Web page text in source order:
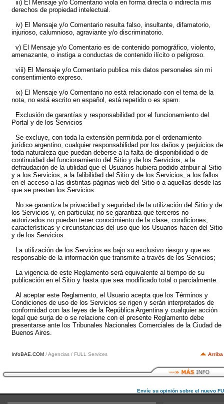
iii) El Mensaje y/o Comentario viola en forma directa o indirecta mis
derechos de propiedad intelectual.
iv) El Mensaje y/o Comentario resulta falso, insultante, difamatorio,
injurioso, calumnioso, agraviante y/o discriminatorio.
v) El Mensaje y/o Comentario es de contenido pornográfico, violento,
amenazante, o instiga a conductas de contenido ilícito o peligroso.
viii) El Mensaje y/o Comentario publica mis datos personales sin mi
consentimiento expreso.
ix) El Mensaje y/o Comentario no está relacionado con el tema de la
nota, no está escrito en español, está repetido o es spam.
Exclusión de garantías y responsabilidad por el funcionamiento del
Portal y de los Servicios
Se excluye, con toda la extensión permitida por el ordenamiento
jurídico argentino, cualquier responsabilidad por los daños y perjuicios de
toda naturaleza que puedan deberse a la falta de disponibilidad o de
continuidad del funcionamiento del Sitio y de los Servicios, a la
defraudación de la utilidad que el Usuarios hubiera podido atribuir al Sitio
y a los Servicios, a la falibilidad del Sitio y de los Servicios, a los fallos
en el acceso a las distintas páginas web del Sitio o a aquellas desde las
que se prestan los Servicios.
No se garantiza la privacidad y seguridad de la utilización del Sitio y de
los Servicios y, en particular, no se garantiza que terceros no
autorizados no puedan tener conocimiento de la clase, condiciones,
características y circunstancias del uso que los Usuarios hacen del Sitio
y de los Servicios.
La utilización de los Servicios es bajo su exclusivo riesgo y que es
responsable de la información que transmite a través de los Servicios;
La vigencia de este Reglamento será equivalente al tiempo de su
publicación en el Sitio y hasta que sea modificado total o parcialmente.
Al aceptar este Reglamento, el Usuario acepta que los Términos y
Condiciones de uso de los Servicios se rigen y serán interpretados de
conformidad con las leyes de la República Argentina y cualquier acción
legal que surja de o se relacione con el presente Reglamento debe
presentarse ante los Tribunales Nacionales Comerciales de la Ciudad de
Buenos Aires.
InfoBAE.COM / Agencias / FULL Services Arriba
Envíe su opinión sobre el nuevo